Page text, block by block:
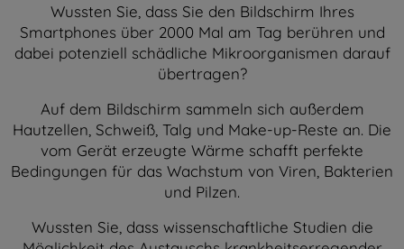
Wussten Sie, dass Sie den Bildschirm Ihres
Smartphones über 2000 Mal am Tag berühren und
dabei potenziell schädliche Mikroorganismen darauf
übertragen?
Auf dem Bildschirm sammeln sich außerdem
Hautzellen, Schweiß, Talg und Make-up-Reste an. Die
vom Gerät erzeugte Wärme schafft perfekte
Bedingungen für das Wachstum von Viren, Bakterien
und Pilzen.
Wussten Sie, dass wissenschaftliche Studien die